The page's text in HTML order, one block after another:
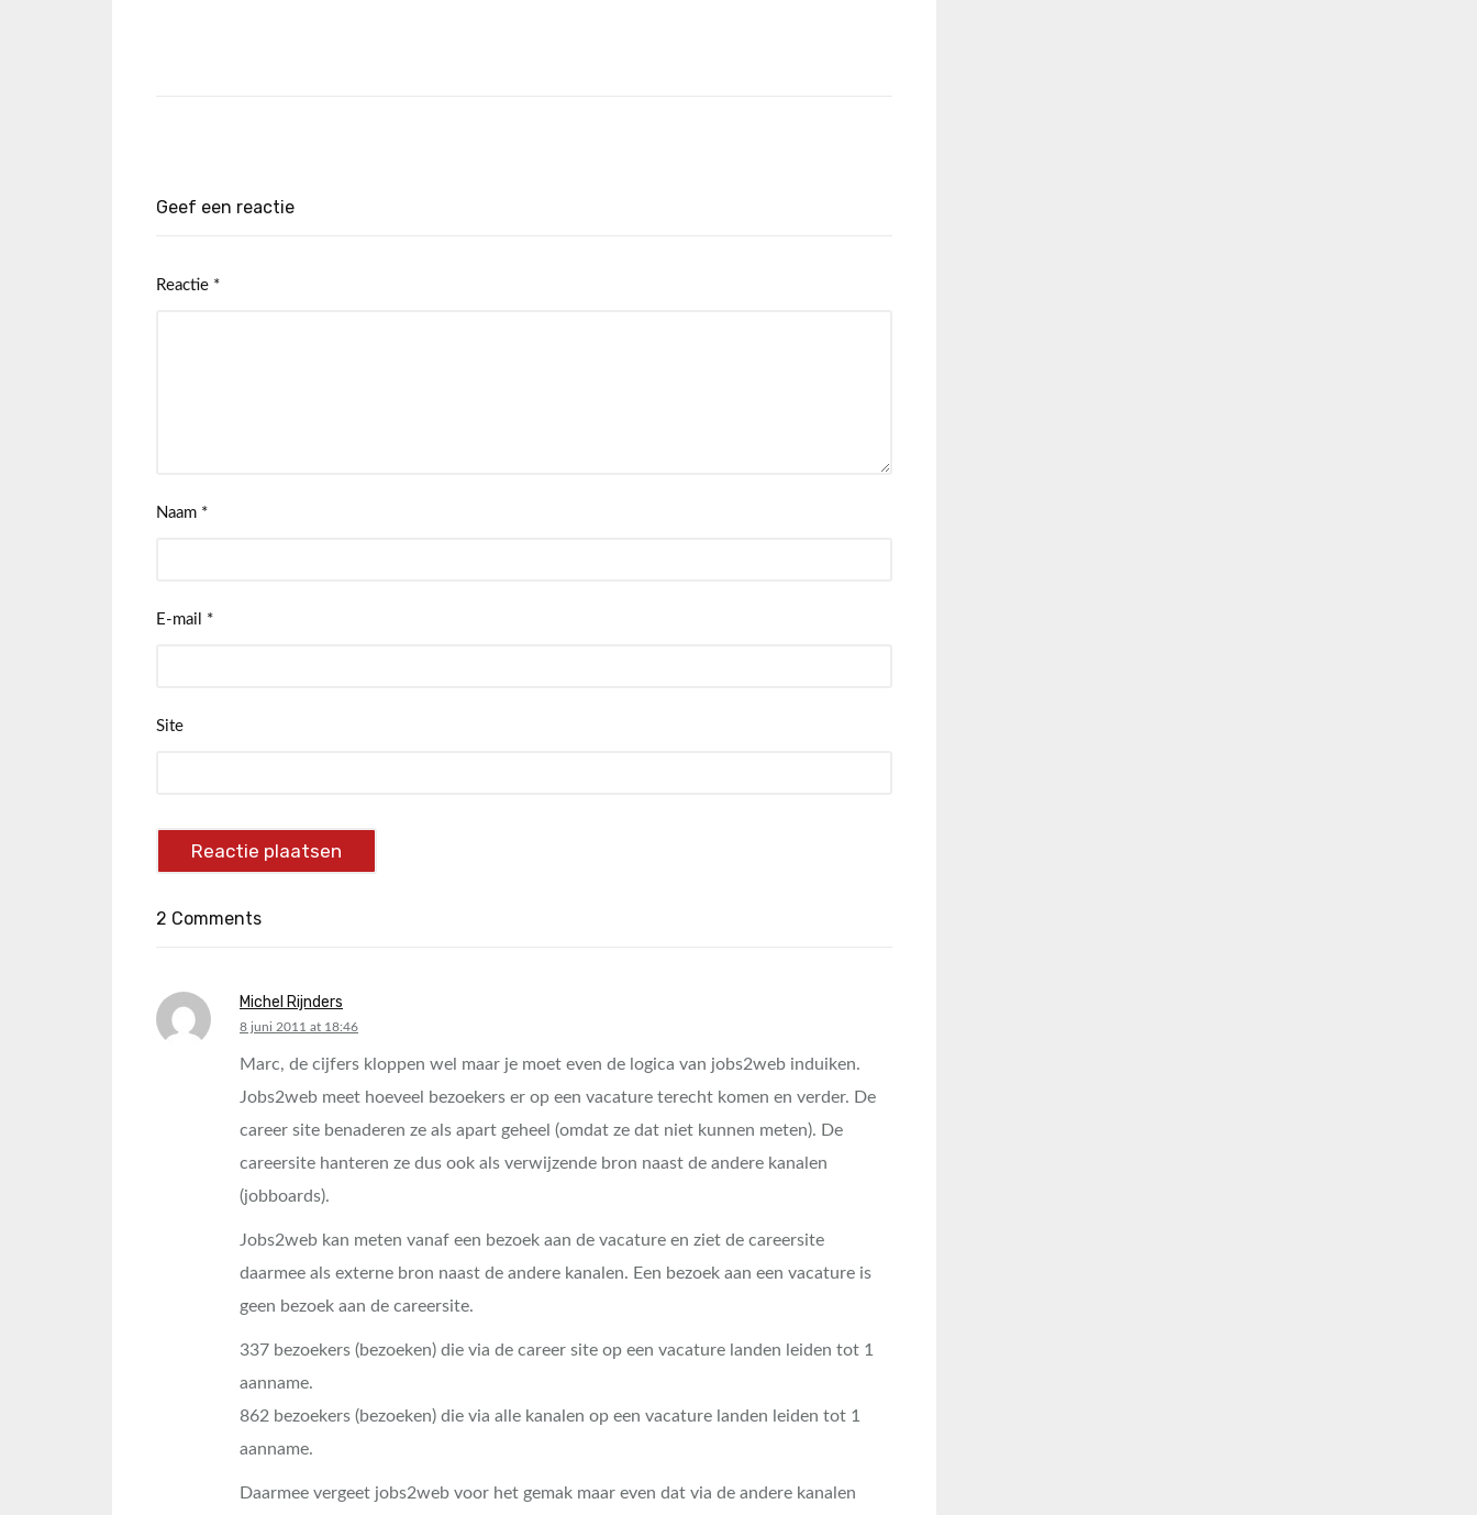
Geef een reactie
Reactie *
Naam *
E-mail *
Site
2 Comments
Michel Rijnders
says:
8 juni 2011 at 18:46
Marc, de cijfers kloppen wel maar je moet even de logica van jobs2web induiken.
Jobs2web meet hoeveel bezoekers er op een vacature terecht komen en verder. De
career site benaderen ze als apart geheel (omdat ze dat niet kunnen meten). De
careersite hanteren ze dus ook als verwijzende bron naast de andere kanalen
(jobboards).
Jobs2web kan meten vanaf een bezoek aan de vacature en ziet de careersite
daarmee als externe bron naast de andere kanalen. Een bezoek aan een vacature is
geen bezoek aan de careersite.
337 bezoekers (bezoeken) die via de career site op een vacature landen leiden tot 1
aanname.
862 bezoekers (bezoeken) die via alle kanalen op een vacature landen leiden tot 1
aanname.
Daarmee vergeet jobs2web voor het gemak maar even dat via de andere kanalen